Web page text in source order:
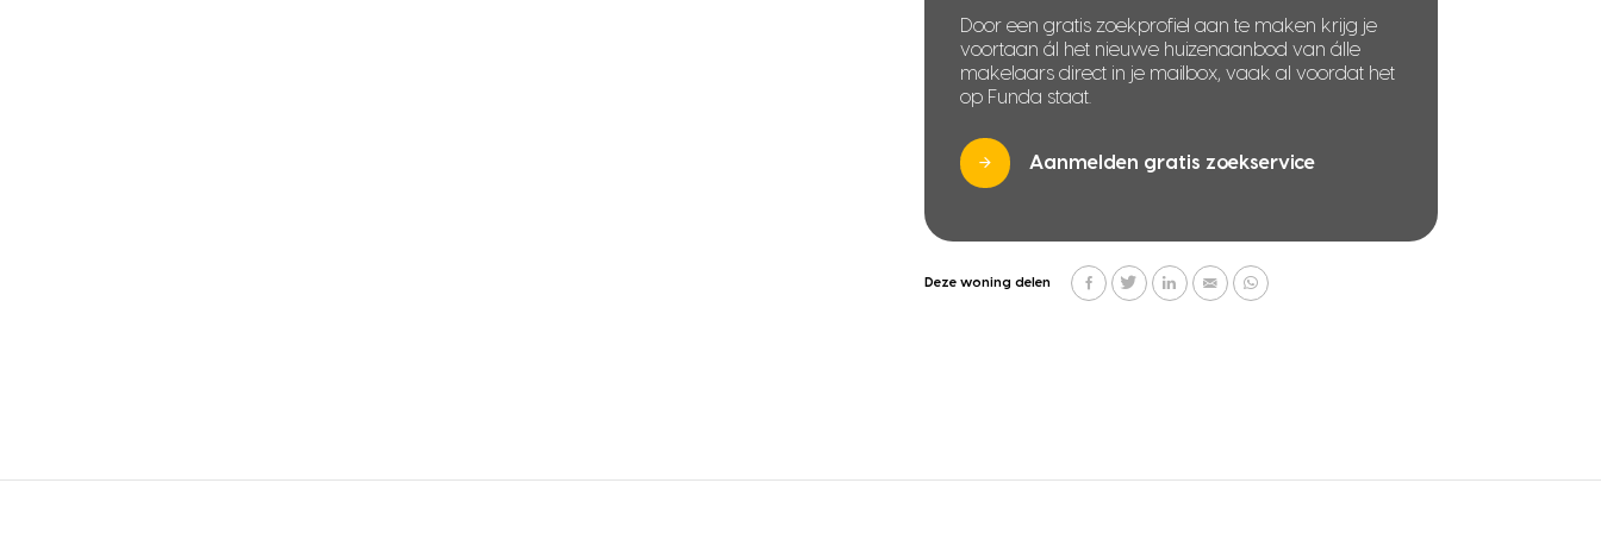
Door een gratis zoekprofiel aan te maken krijg je
voortaan ál het nieuwe huizenaanbod van álle
makelaars direct in je mailbox, vaak al voordat het
op Funda staat.
Aanmelden gratis zoekservice
Deze woning delen